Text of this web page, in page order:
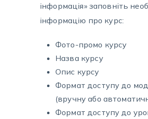
інформація» заповніть
інформацію про курс:
Фото-промо курсу
Назва курсу
Опис курсу
Формат доступу до
(вручну або
Формат доступу до